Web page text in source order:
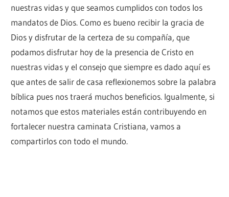
nuestras vidas y que seamos cumplidos con todos los
mandatos de Dios. Como es bueno recibir la gracia de
Dios y disfrutar de la certeza de su compañía, que
podamos disfrutar hoy de la presencia de Cristo en
nuestras vidas y el consejo que siempre es dado aquí es
que antes de salir de casa reflexionemos sobre la palabra
bíblica pues nos traerá muchos beneficios. Igualmente, si
notamos que estos materiales están contribuyendo en
fortalecer nuestra caminata Cristiana, vamos a
compartirlos con todo el mundo.